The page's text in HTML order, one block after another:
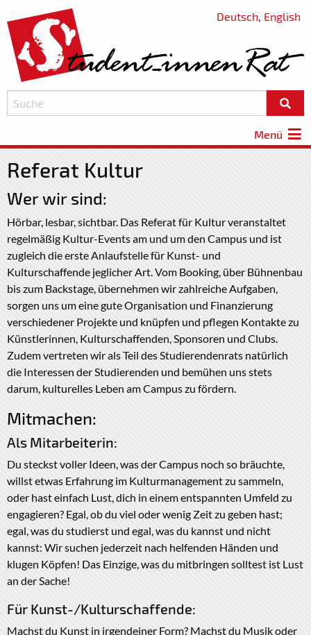
Deutsch, English
Menü
Referat Kultur
Wer wir sind:
Hörbar, lesbar, sichtbar. Das Referat für Kultur veranstaltet
regelmäßig Kultur-Events am und um den Campus und ist
zugleich die erste Anlaufstelle für Kunst- und
Kulturschaffende jeglicher Art. Vom Booking, über Bühnenbau
bis zum Backstage, übernehmen wir zahlreiche Aufgaben,
sorgen uns um eine gute Organisation und Finanzierung
verschiedener Projekte und knüpfen und pflegen Kontakte zu
Künstlerinnen, Kulturschaffenden, Sponsoren und Clubs.
Zudem vertreten wir als Teil des Studierendenrats natürlich
die Interessen der Studierenden und bemühen uns stets
darum, kulturelles Leben am Campus zu fördern.
Mitmachen:
Als Mitarbeiterin:
Du steckst voller Ideen, was der Campus noch so bräuchte,
willst etwas Erfahrung im Kulturmanagement zu sammeln,
oder hast einfach Lust, dich in einem entspannten Umfeld zu
engagieren? Egal, ob du viel oder wenig Zeit zu geben hast;
egal, was du studierst und egal, was du kannst und nicht
kannst: Wir suchen jederzeit nach helfenden Händen und
klugen Köpfen! Das Einzige, was du mitbringen solltest ist Lust
an der Sache!
Für Kunst-/Kulturschaffende:
Machst du Kunst in irgendeiner Form? Machst du Musik oder